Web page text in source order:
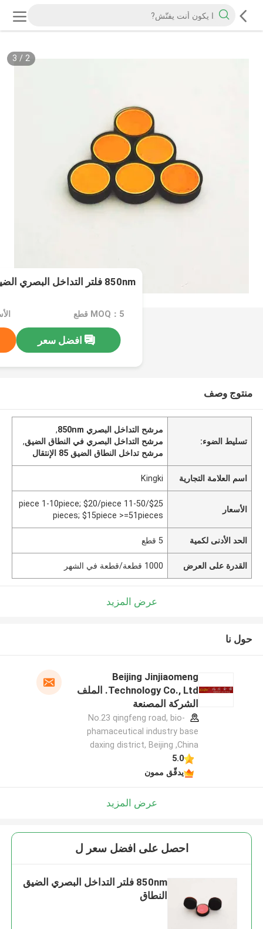
2
/
3
850nm فلتر التداخل البصري الضيق النطاق
MOQ：5 قطع
افضل سعر
منتوج وصف
تسليط الضوء:
مرشح التداخل البصري 850nm
,
مرشح التداخل البصري في النطاق الضيق,
مرشح تداخل النطاق الضيق 85 الإنتقال
اسم العلامة التجارية Kingki
الأسعار
$25/piece 1-10piece; $20/piece 11-50
pieces; $15piece >=51pieces
الحد الأدنى لكمية 5 قطع
القدرة على العرض 1000 قطعة/قطعة في الشهر
عرض المزيد
حول نا
Beijing Jinjiaomeng
Technology Co., Ltd. الملف
الشركة المصنعة
No.23 qingfeng road, bio-
phamaceutical industry base
daxing district, Beijing ,China
5.0
يدقّق ممون
عرض المزيد
احصل على افضل سعر ل
850nm فلتر التداخل البصري الضيق
النطاق